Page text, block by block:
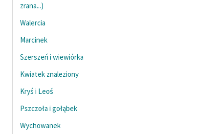
lektur szkolnych oraz
Starego Testamentu
Odkurzamy bohaterów
Szkoła Poezji Wolnych
Lektur
O nas
zrana...)
Walercia
Marcinek
Szerszeń i wiewiórka
Kwiatek znaleziony
Kryś i Leoś
Pszczoła i gołąbek
Wychowanek